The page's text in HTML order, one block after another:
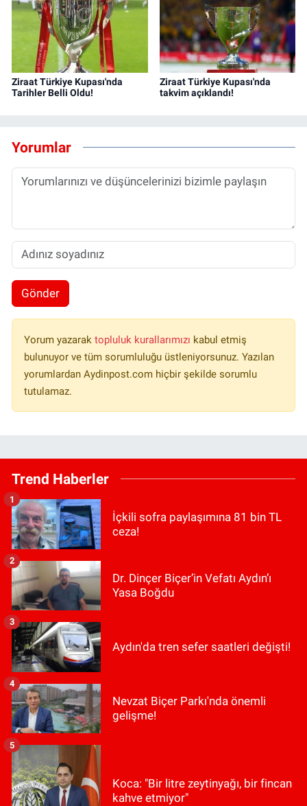
Ziraat Türkiye Kupası'nda
Tarihler Belli Oldu!
Ziraat Türkiye Kupası'nda
takvim açıklandı!
Yorumlar
Gönder
Yorum yazarak topluluk kurallarımızı kabul etmiş
bulunuyor ve tüm sorumluluğu üstleniyorsunuz. Yazılan
yorumlardan Aydinpost.com hiçbir şekilde sorumlu
tutulamaz.
Trend Haberler
İçkili sofra paylaşımına 81 bin TL
ceza!
1
Dr. Dinçer Biçer’in Vefatı Aydın’ı
Yasa Boğdu
2
Aydın'da tren sefer saatleri değişti!
3
Nevzat Biçer Parkı'nda önemli
gelişme!
4
Koca: "Bir litre zeytinyağı, bir fincan
kahve etmiyor"
5